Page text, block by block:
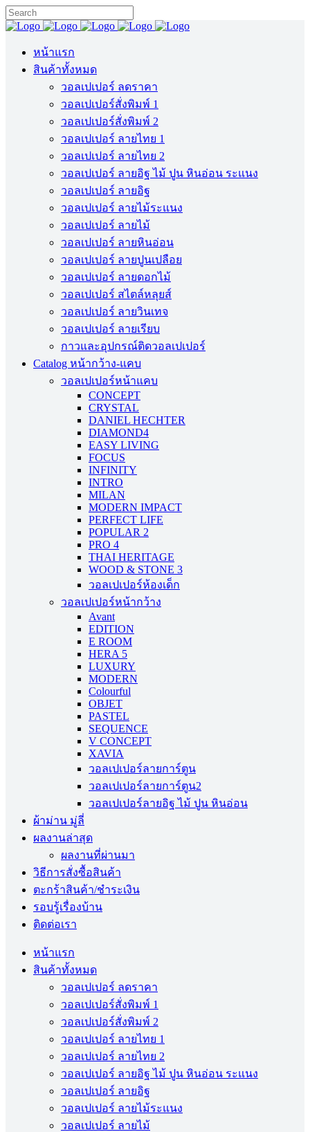
หน้าแรก
สินค้าทั้งหมด
วอลเปเปอร์ ลดราคา
วอลเปเปอร์สั่งพิมพ์ 1
วอลเปเปอร์สั่งพิมพ์ 2
วอลเปเปอร์ ลายไทย 1
วอลเปเปอร์ ลายไทย 2
วอลเปเปอร์ ลายอิฐ ไม้ ปูน หินอ่อน ระแนง
วอลเปเปอร์ ลายอิฐ
วอลเปเปอร์ ลายไม้ระแนง
วอลเปเปอร์ ลายไม้
วอลเปเปอร์ ลายหินอ่อน
วอลเปเปอร์ ลายปูนเปลือย
วอลเปเปอร์ ลายดอกไม้
วอลเปเปอร์ สไตล์หลุยส์
วอลเปเปอร์ ลายวินเทจ
วอลเปเปอร์ ลายเรียบ
กาวและอุปกรณ์ติดวอลเปเปอร์
Catalog หน้ากว้าง-แคบ
วอลเปเปอร์หน้าแคบ
CONCEPT
CRYSTAL
DANIEL HECHTER
DIAMOND4
EASY LIVING
FOCUS
INFINITY
INTRO
MILAN
MODERN IMPACT
PERFECT LIFE
POPULAR 2
PRO 4
THAI HERITAGE
WOOD & STONE 3
วอลเปเปอร์ห้องเด็ก
วอลเปเปอร์หน้ากว้าง
Avant
EDITION
E ROOM
HERA 5
LUXURY
MODERN
Colourful
OBJET
PASTEL
SEQUENCE
V CONCEPT
XAVIA
วอลเปเปอร์ลายการ์ตูน
วอลเปเปอร์ลายการ์ตูน2
วอลเปเปอร์ลายอิฐ ไม้ ปูน หินอ่อน
ผ้าม่าน มู่ลี่
ผลงานล่าสุด
ผลงานที่ผ่านมา
วิธีการสั่งซื้อสินค้า
ตะกร้าสินค้า/ชำระเงิน
รอบรู้เรื่องบ้าน
ติดต่อเรา
หน้าแรก
สินค้าทั้งหมด
วอลเปเปอร์ ลดราคา
วอลเปเปอร์สั่งพิมพ์ 1
วอลเปเปอร์สั่งพิมพ์ 2
วอลเปเปอร์ ลายไทย 1
วอลเปเปอร์ ลายไทย 2
วอลเปเปอร์ ลายอิฐ ไม้ ปูน หินอ่อน ระแนง
วอลเปเปอร์ ลายอิฐ
วอลเปเปอร์ ลายไม้ระแนง
วอลเปเปอร์ ลายไม้